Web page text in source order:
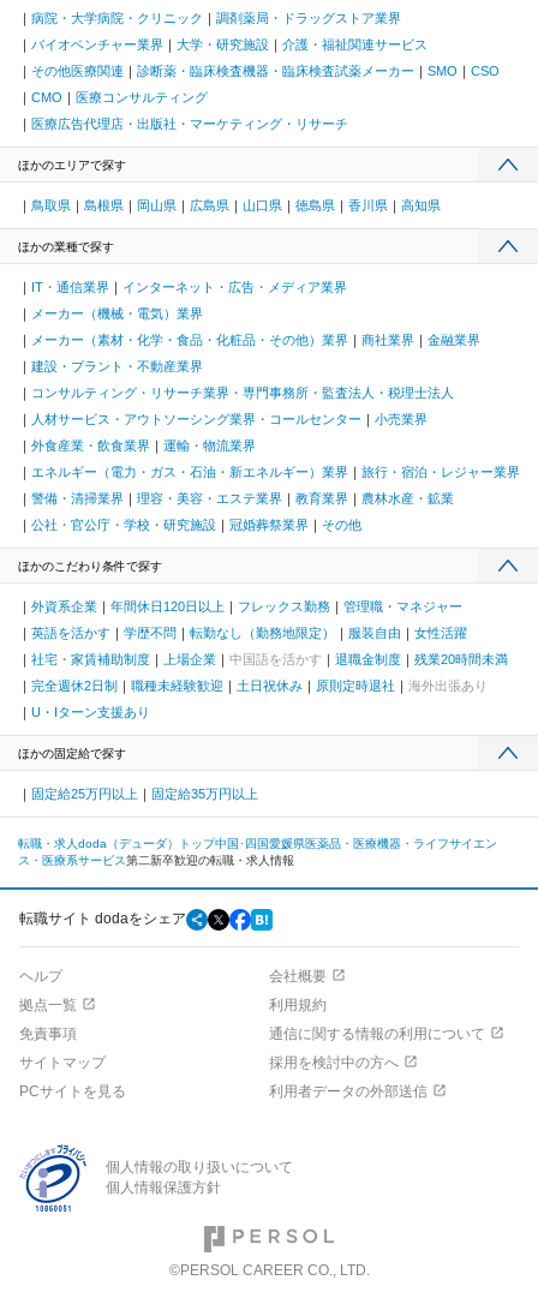
病院・大学病院・クリニック
調剤薬局・ドラッグストア業界
バイオベンチャー業界
大学・研究施設
介護・福祉関連サービス
その他医療関連
診断薬・臨床検査機器・臨床検査試薬メーカー SMO
CSO
CMO
医療コンサルティング
医療広告代理店・出版社・マーケティング・リサーチ
ほかのエリアで探す
鳥取県 島根県 岡山県 広島県 山口県 徳島県 香川県 高知県
ほかの業種で探す
IT・通信業界
インターネット・広告・メディア業界
メーカー（機械・電気）業界
メーカー（素材・化学・食品・化粧品・その他）業界
商社業界
金融業界
建設・プラント・不動産業界
コンサルティング・リサーチ業界・専門事務所・監査法人・税理士法人
人材サービス・アウトソーシング業界・コールセンター
小売業界
外食産業・飲食業界
運輸・物流業界
エネルギー（電力・ガス・石油・新エネルギー）業界
旅行・宿泊・レジャー業界
警備・清掃業界
理容・美容・エステ業界 教育業界
農林水産・鉱業
公社・官公庁・学校・研究施設
冠婚葬祭業界 その他
ほかのこだわり条件で探す
外資系企業 年間休日120日以上 フレックス勤務
管理職・マネジャー
英語を活かす
学歴不問 転勤なし（勤務地限定） 服装自由
女性活躍
社宅・家賃補助制度
上場企業 中国語を活かす 退職金制度
残業20時間未満
完全週休2日制
職種未経験歓迎 土日祝休み 原則定時退社
海外出張あり
U・Iターン支援あり
ほかの固定給で探す
固定給25万円以上 固定給35万円以上
転職・求人doda（デューダ）トップ中国･四国愛媛県医薬品・医療機器・ライフサイエン
ス・医療系サービス第二新卒歓迎の転職・求人情報
転職サイト dodaをシェア
ヘルプ
会社概要
拠点一覧
利用規約
免責事項
通信に関する情報の利用について
サイトマップ
採用を検討中の方へ
PCサイトを見る
利用者データの外部送信
個人情報の取り扱いについて
個人情報保護方針
©PERSOL CAREER CO., LTD.